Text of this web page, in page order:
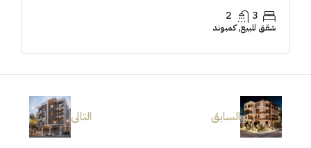
3
2
شقق للبيع, كمبوند
السابق التالى